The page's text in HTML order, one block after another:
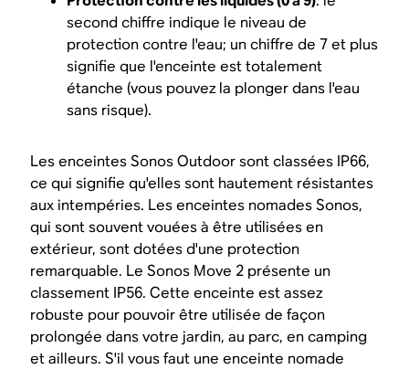
second chiffre indique le niveau de
protection contre l'eau; un chiffre de 7 et plus
signifie que l'enceinte est totalement
étanche (vous pouvez la plonger dans l'eau
sans risque).
Les enceintes Sonos Outdoor sont classées IP66,
ce qui signifie qu'elles sont hautement résistantes
aux intempéries. Les enceintes nomades Sonos,
qui sont souvent vouées à être utilisées en
extérieur, sont dotées d'une protection
remarquable. Le Sonos Move 2 présente un
classement IP56. Cette enceinte est assez
robuste pour pouvoir être utilisée de façon
prolongée dans votre jardin, au parc, en camping
et ailleurs. S'il vous faut une enceinte nomade